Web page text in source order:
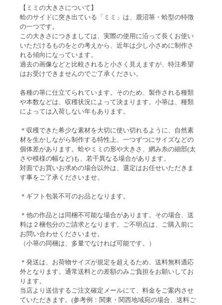
【ミミの大きさについて】
蛤のサイドに突き出ている「ミミ」は、鹿沼箒・蛤型の特徴
の一つです。
この大きさにつきましては、実際の使用に沿って長くお使い
いただけるものをとの考えから、近年は少し小さめに制作さ
れる傾向になっています。
過去の画像などと比較されると小さく見えますが、特注希望
はお受けできませんのでご了承ください。
各種の箒に仕立てられています。そのため、製作される種類
や本数などは、収穫状況によって決まります。小箒は、種類
によっては入荷しない年もあります。
＊収穫できた希少な素材を大切に使い切れるように、自然素
材を生かしながら制作する特性上、一つずつにサイズなどの
個体差があります。蛤やミミの形や大きさ、網み糸の細部(太
さや模様の幅など)も、若干異なる場合があります。
対面でお買いお求めの場合以外は、選定はお任せいただきま
す事をご了承くださいませ。
＊ギフト包装不可のお品となります。
＊他の作品とは同梱不可能な場合があります。その場合、送
料は２梱包分のご請求となります。ご不明点は、ご購入前に
お問い合わせくださいませ。
（小箒の同梱は、多量でなければ可能です。）
＊発送は、お荷物サイズが規定を超えるため、送料無料適応
外となります。通常送料との差額のみご負担をお願いしてお
ります。
当店より送信するご注文確定メールにて、料金をご案内させ
ていただきます。(参考例：関東・関西地域宛の場合、送料ご